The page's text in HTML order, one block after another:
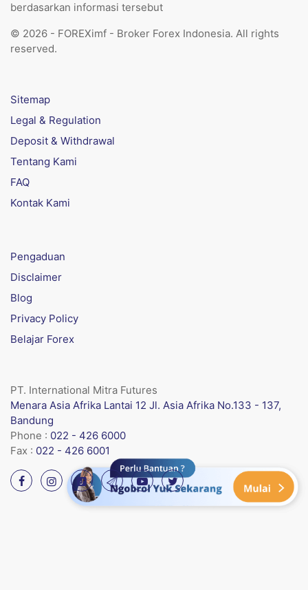
berdasarkan informasi tersebut
© 2026 - FOREXimf - Broker Forex Indonesia. All rights
reserved.
Sitemap
Legal & Regulation
Deposit & Withdrawal
Tentang Kami
FAQ
Kontak Kami
Pengaduan
Disclaimer
Blog
Privacy Policy
Belajar Forex
PT. International Mitra Futures
Menara Asia Afrika Lantai 12 Jl. Asia Afrika No.133 - 137,
Bandung
Phone : 022 - 426 6000
Fax : 022 - 426 6001